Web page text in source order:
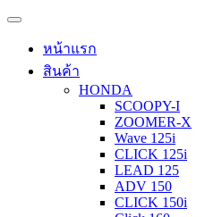
หน้าแรก
สินค้า
HONDA
SCOOPY-I
ZOOMER-X
Wave 125i
CLICK 125i
LEAD 125
ADV 150
CLICK 150i